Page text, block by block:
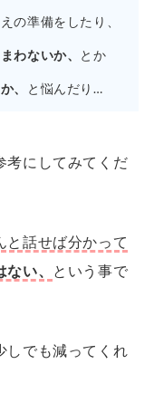
の準備をしたり、
わないか、 とか
、 と悩んだり…
考にしてみてくだ
と話せば分かって
い、 という事で
しでも減ってくれ